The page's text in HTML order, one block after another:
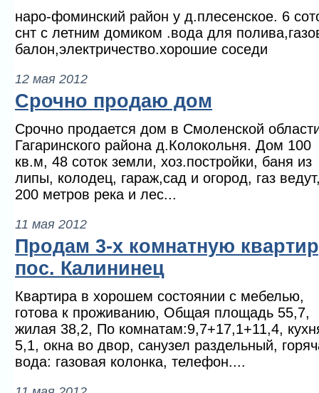
наро-фоминский район у д.плесенское. 6
снт с летним домиком .вода для
балон,электричество.хорошие соседи
12 мая 2012
Срочно продаю дом
Срочно продается дом в Смоленской
Гагаринского района д.Колокольня. Дом 100
кв.м, 48 соток земли, хоз.постройки, баня из
липы, колодец, гараж,сад и огород, газ
200 метров река и лес...
11 мая 2012
Продам 3-х комнатную
пос. Калининец
Квартира в хорошем состоянии с мебелью,
готова к проживанию, Общая площадь 55,7,
жилая 38,2, По комнатам:9,7+17,1+11,4,
5,1, окна во двор, санузел раздельный,
вода: газовая колонка, телефон....